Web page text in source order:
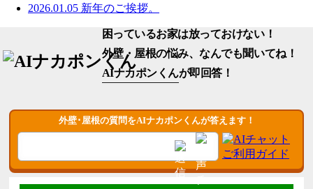
2026.01.05 新年のご挨拶。
困っているお家は放っておけない！
外壁・屋根の悩み、なんでも聞いてね！
AIナカポンくんが即回答！
外壁･屋根の質問をAIナカポンくんが答えます！